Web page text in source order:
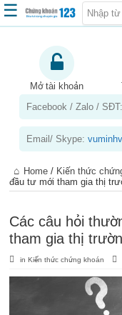
Trang chủ
Kiến thức chứng
Kinh nghiệm đầu tư
Sản phẩm – dịch vụ
Chứng khoán phái
☰
Mở tài khoản
Facebook / Zalo /
Email/ Skype:
Home / Kiến thức
đầu tư mới tham gia thị
Các câu hỏi
tham gia thị
inKiến thức chứng khoán